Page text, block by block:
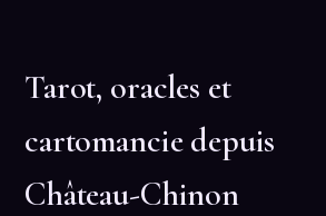
Tarot, oracles et
cartomancie depuis
Château-Chinon